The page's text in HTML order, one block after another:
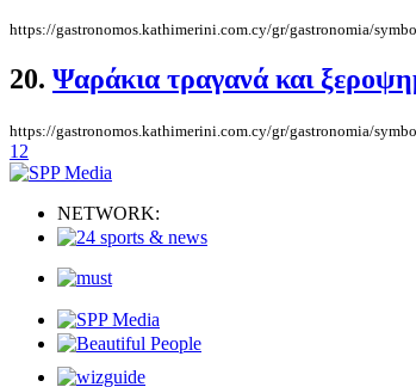
https://gastronomos.kathimerini.com.cy/gr/gastronomia/
20. Ψαράκια τραγανά και
https://gastronomos.kathimerini.com.cy/gr/gastronomia/
1 2
NETWORK: